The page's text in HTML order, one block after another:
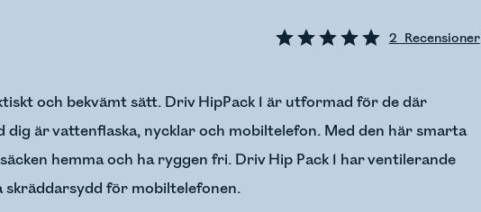
2 Recensioner
och bekvämt sätt. Driv HipPack 1 är utformad för de där
är vattenflaska, nycklar och mobiltelefon. Med den här smarta
hemma och ha ryggen fri. Driv Hip Pack 1 har ventilerande
skräddarsydd för mobiltelefonen.